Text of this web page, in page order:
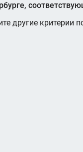
другие критерии